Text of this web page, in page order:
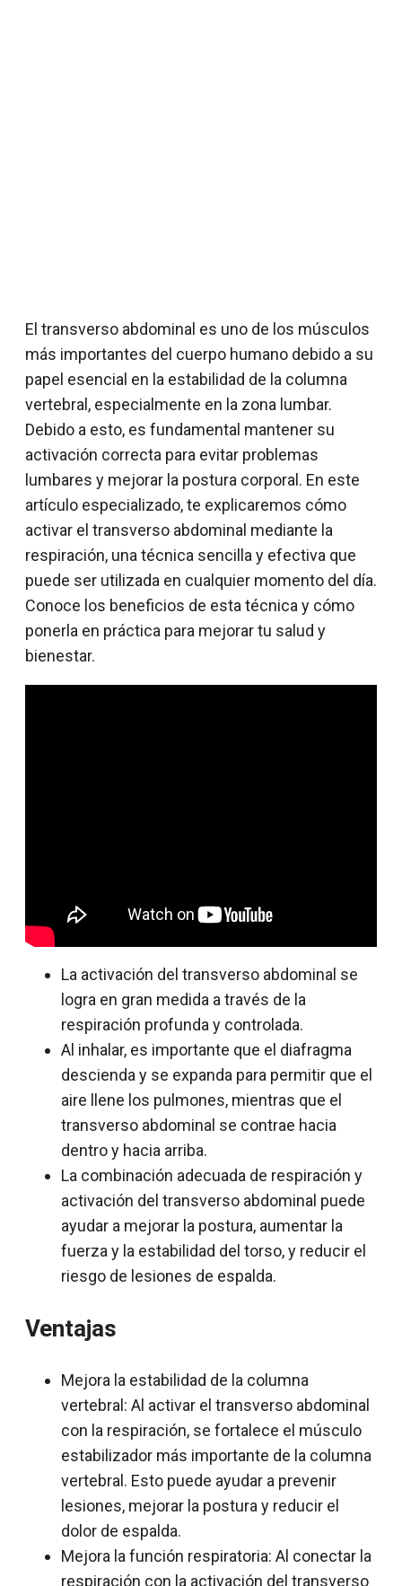
El transverso abdominal es uno de los músculos
más importantes del cuerpo humano debido a su
papel esencial en la estabilidad de la columna
vertebral, especialmente en la zona lumbar.
Debido a esto, es fundamental mantener su
activación correcta para evitar problemas
lumbares y mejorar la postura corporal. En este
artículo especializado, te explicaremos cómo
activar el transverso abdominal mediante la
respiración, una técnica sencilla y efectiva que
puede ser utilizada en cualquier momento del día.
Conoce los beneficios de esta técnica y cómo
ponerla en práctica para mejorar tu salud y
bienestar.
La activación del transverso abdominal se
logra en gran medida a través de la
respiración profunda y controlada.
Al inhalar, es importante que el diafragma
descienda y se expanda para permitir que el
aire llene los pulmones, mientras que el
transverso abdominal se contrae hacia
dentro y hacia arriba.
La combinación adecuada de respiración y
activación del transverso abdominal puede
ayudar a mejorar la postura, aumentar la
fuerza y la estabilidad del torso, y reducir el
riesgo de lesiones de espalda.
Ventajas
Mejora la estabilidad de la columna
vertebral: Al activar el transverso abdominal
con la respiración, se fortalece el músculo
estabilizador más importante de la columna
vertebral. Esto puede ayudar a prevenir
lesiones, mejorar la postura y reducir el
dolor de espalda.
Mejora la función respiratoria: Al conectar la
respiración con la activación del transverso